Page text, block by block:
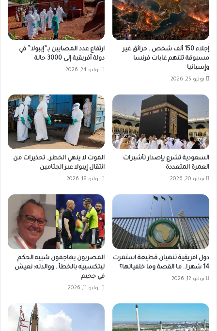
إجلاء 150 ألف شخص.. حرائق غير
مسبوقة تلتهم غابات فرنسا
وإسبانيا
يوليو 25, 2026
ارتفاع عدد المصابين بـ”إيبولا” في
دولة أفريقية إلى 3000 حالة
يوليو 24, 2026
السعودية تشرع بإصدار تأشيرات
العمرة المتعددة
يوليو 20, 2026
الموت لا ينهي الخطر.. تحذيرات من
انتقال إيبولا عبر الجثامين
يوليو 18, 2026
دول افريقية تنهيان قطيعة استمرت
14 شهرا.. ما القصة وما خلفياتها؟
يوليو 12, 2026
المصريون يهاجمون شبيه الحكم
ليتكسييه بالخطأ.. ووالدته: نعيش
في جحيم
يوليو 11, 2026